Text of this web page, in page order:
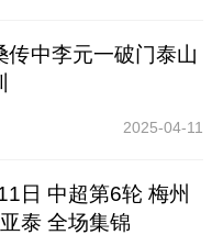
传中李元一破门泰山
2025-04-11
日 中超第6轮 梅州
泰 全场集锦